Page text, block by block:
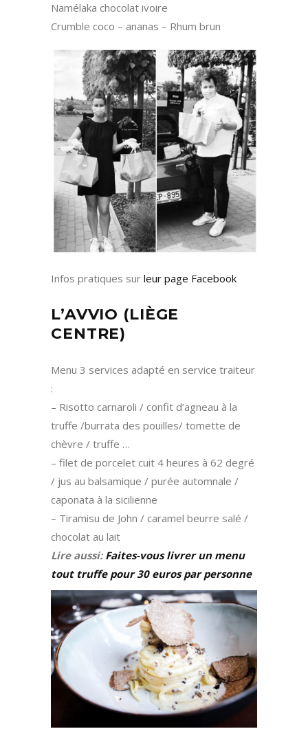
Namélaka chocolat ivoire
Crumble coco – ananas – Rhum brun
Infos pratiques sur leur page Facebook
L’AVVIO (LIÈGE
CENTRE)
Menu 3 services adapté en service traiteur
:
– Risotto carnaroli / confit d’agneau à la
truffe /burrata des pouilles/ tomette de
chèvre / truffe …
– filet de porcelet cuit 4 heures à 62 degré
/ jus au balsamique / purée automnale /
caponata à la sicilienne
– Tiramisu de John / caramel beurre salé /
chocolat au lait
Lire aussi:Faites-vous livrer un menu
tout truffe pour 30 euros par personne